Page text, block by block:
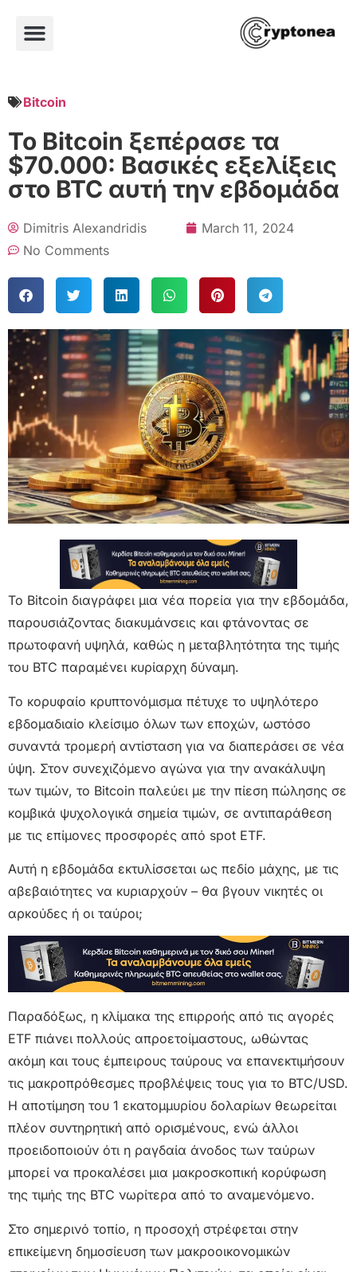
Bitcoin
Το Bitcoin ξεπέρασε τα
$70.000: Βασικές εξελίξεις
στο BTC αυτή την εβδομάδα
Dimitris Alexandridis
March 11, 2024
No Comments
Το Bitcoin διαγράφει μια νέα πορεία για την εβδομάδα,
παρουσιάζοντας διακυμάνσεις και φτάνοντας σε
πρωτοφανή υψηλά, καθώς η μεταβλητότητα της τιμής
του BTC παραμένει κυρίαρχη δύναμη.
Το κορυφαίο κρυπτονόμισμα πέτυχε το υψηλότερο
εβδομαδιαίο κλείσιμο όλων των εποχών, ωστόσο
συναντά τρομερή αντίσταση για να διαπεράσει σε νέα
ύψη. Στον συνεχιζόμενο αγώνα για την ανακάλυψη
των τιμών, το Bitcoin παλεύει με την πίεση πώλησης σε
κομβικά ψυχολογικά σημεία τιμών, σε αντιπαράθεση
με τις επίμονες προσφορές από spot ETF.
Αυτή η εβδομάδα εκτυλίσσεται ως πεδίο μάχης, με τις
αβεβαιότητες να κυριαρχούν – θα βγουν νικητές οι
αρκούδες ή οι ταύροι;
Παραδόξως, η κλίμακα της επιρροής από τις αγορές
ETF πιάνει πολλούς απροετοίμαστους, ωθώντας
ακόμη και τους έμπειρους ταύρους να επανεκτιμήσουν
τις μακροπρόθεσμες προβλέψεις τους για το BTC/USD.
Η αποτίμηση του 1 εκατομμυρίου δολαρίων θεωρείται
πλέον συντηρητική από ορισμένους, ενώ άλλοι
προειδοποιούν ότι η ραγδαία άνοδος των ταύρων
μπορεί να προκαλέσει μια μακροσκοπική κορύφωση
της τιμής της BTC νωρίτερα από το αναμενόμενο.
Στο σημερινό τοπίο, η προσοχή στρέφεται στην
επικείμενη δημοσίευση των μακροοικονομικών